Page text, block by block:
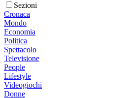
Sezioni
Cronaca
Mondo
Economia
Politica
Spettacolo
Televisione
People
Lifestyle
Videogiochi
Donne